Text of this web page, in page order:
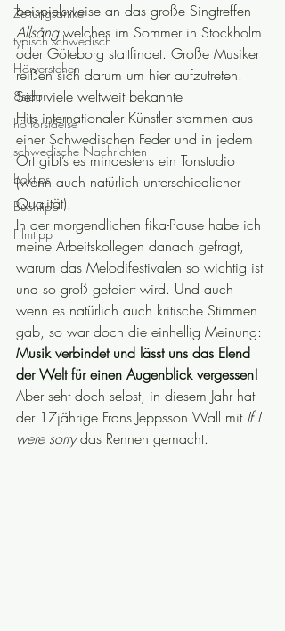
Zeitungsartikel
typisch schwedisch
Hörverstehen
8sidor
hörförståelse
schwedische Nachrichten
boktips
Buchtipp
Filmtipp
beispielsweise an das große Singtreffen
Allsång welches im Sommer in Stockholm
oder Göteborg stattfindet. Große Musiker
reißen sich darum um hier aufzutreten.
Sehr viele weltweit bekannte
Hits internationaler Künstler stammen aus
einer Schwedischen Feder und in jedem
Ort gibt’s es mindestens ein Tonstudio
(wenn auch natürlich unterschiedlicher
Qualität).
In der morgendlichen fika-Pause habe ich
meine Arbeitskollegen danach gefragt,
warum das Melodifestivalen so wichtig ist
und so groß gefeiert wird. Und auch
wenn es natürlich auch kritische Stimmen
gab, so war doch die einhellig Meinung:
Musik verbindet und lässt uns das Elend
der Welt für einen Augenblick vergessen!
Aber seht doch selbst, in diesem Jahr hat
der 17jährige Frans Jeppsson Wall mit If I
were sorry das Rennen gemacht.